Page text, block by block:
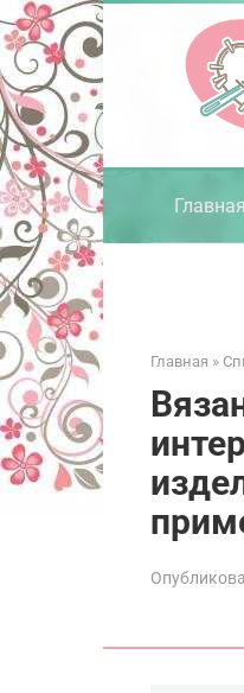
Перейти
к
контенту
Главная »